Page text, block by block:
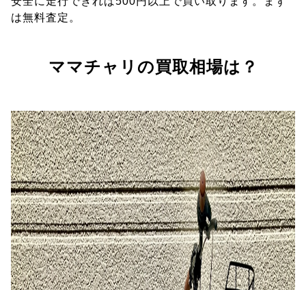
は無料査定。
ママチャリの買取相場は？